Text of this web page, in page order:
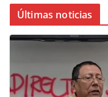
Últimas noticias